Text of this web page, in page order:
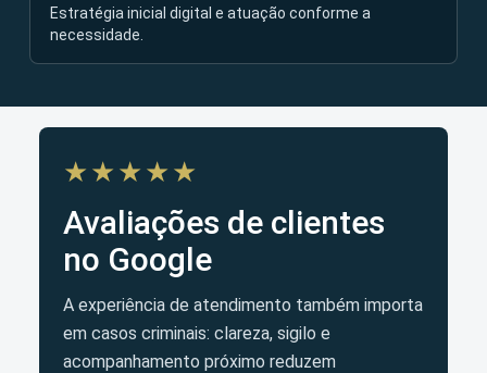
Estratégia inicial digital e atuação conforme a
necessidade.
★★★★★
Avaliações de clientes
no Google
A experiência de atendimento também importa
em casos criminais: clareza, sigilo e
acompanhamento próximo reduzem